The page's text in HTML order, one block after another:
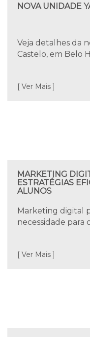
NOVA UNIDADE
Veja detalhes da
Castelo, em Belo
[ Ver Mais ]
MARKETING
ESTRATÉGIAS
ALUNOS
Marketing digital
necessidade para
[ Ver Mais ]